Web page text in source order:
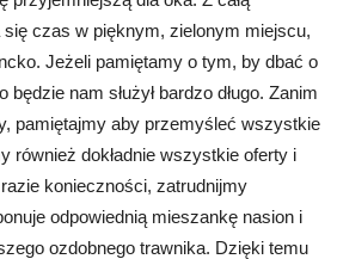
czas w pięknym, zielonym miejscu,
Jeżeli pamiętamy o tym, by dbać o
nam służył bardzo długo. Zanim
pamiętajmy aby przemyśleć wszystkie
również dokładnie wszystkie oferty i
konieczności, zatrudnijmy
odpowiednią mieszankę nasion i
ozdobnego trawnika. Dzięki temu